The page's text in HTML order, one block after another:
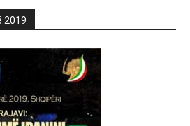
2019